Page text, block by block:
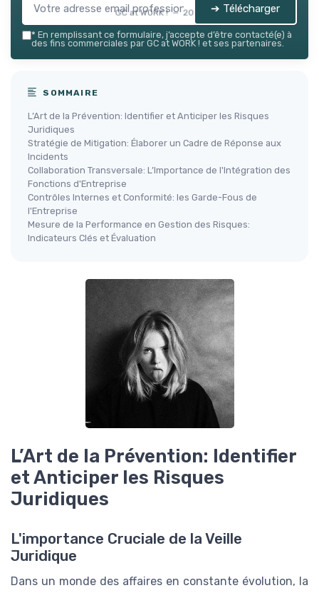
GC at WORK ! — 2026 ➔ Télécharger
* En remplissant ce formulaire, j’accepte d’être contacté(e) à
des fins commerciales par GC at WORK ! et ses partenaires.
SOMMAIRE
L’Art de la Prévention: Identifier et Anticiper les Risques
Juridiques
Stratégie de Mitigation: Élaborer un Cadre de Réponse aux
Incidents
Collaboration Transversale: L’Importance de l'Intégration des
Fonctions d'Entreprise
Contrôles Internes et Conformité: les Garde-Fous de
l'Entreprise
Mesure de la Performance en Gestion des Risques:
Indicateurs Clés et Évaluation
L’Art de la Prévention: Identifier
et Anticiper les Risques
Juridiques
L'importance Cruciale de la Veille
Juridique
Dans un monde des affaires en constante évolution, la